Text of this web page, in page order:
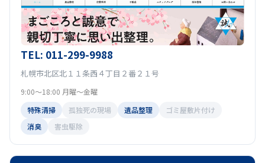
TEL: 011-299-9988
札幌市北区北１１条西４丁目２番２１号
9:00～18:00 月曜～金曜
特殊清掃
孤独死の現場 遺品整理
ゴミ屋敷片付け
消臭
害虫駆除